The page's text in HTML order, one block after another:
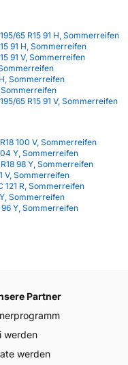
65 R15 91 H, Sommerreifen
91 H, Sommerreifen
91 V, Sommerreifen
Sommerreifen
Sommerreifen
65 R15 91 V, Sommerreifen
100 V, Sommerreifen
Y, Sommerreifen
98 Y, Sommerreifen
V, Sommerreifen
121 R, Sommerreifen
Sommerreifen
Y, Sommerreifen
Partner
werden
werden